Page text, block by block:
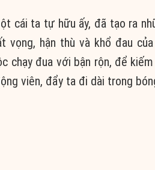
cái ta tự hữu ấy, đã tạo ra
vọng, hận thù và khổ đau
chạy đua với bận rộn, để
viên, đẩy ta đi dài trong